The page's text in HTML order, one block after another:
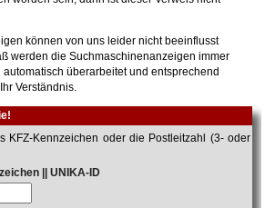
können von uns leider nicht beeinflusst
werden die Suchmaschinenanzeigen immer
überarbeitet und entsprechend
Verständnis.
KFZ-Kennzeichen oder die Postleitzahl (3- oder
|| UNIKA-ID